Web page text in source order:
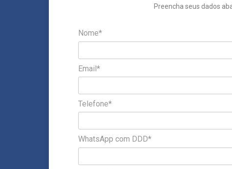
Preencha seus dados
Nome*
Email*
Telefone*
WhatsApp com DDD*